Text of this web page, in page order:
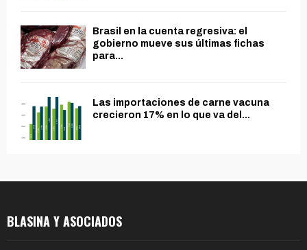
Brasil en la cuenta regresiva: el
gobierno mueve sus últimas fichas
para...
Las importaciones de carne vacuna
crecieron 17% en lo que va del...
BLASINA Y ASOCIADOS